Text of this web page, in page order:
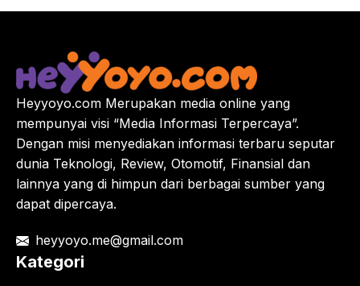
Heyyoyo.com Merupakan media online yang
mempunyai visi “Media Informasi Terpercaya”.
Dengan misi menyediakan informasi terbaru seputar
dunia Teknologi, Review, Otomotif, Finansial dan
lainnya yang di himpun dari berbagai sumber yang
dapat dipercaya.
heyyoyo.me@gmail.com
Kategori